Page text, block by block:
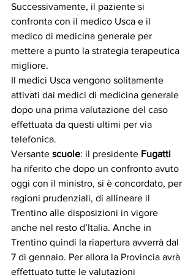
Successivamente, il paziente si
confronta con il medico Usca e il
medico di medicina generale per
mettere a punto la strategia terapeutica
migliore.
Il medici Usca vengono solitamente
attivati dai medici di medicina generale
dopo una prima valutazione del caso
effettuata da questi ultimi per via
telefonica.
Versante scuole: il presidente Fugatti
ha riferito che dopo un confronto avuto
oggi con il ministro, si è concordato, per
ragioni prudenziali, di allineare il
Trentino alle disposizioni in vigore
anche nel resto d’Italia. Anche in
Trentino quindi la riapertura avverrà dal
7 di gennaio. Per allora la Provincia avrà
effettuato tutte le valutazioni